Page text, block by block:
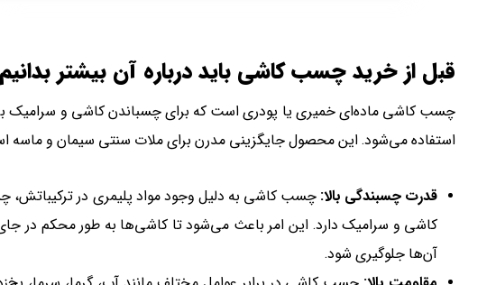
قبل از خرید چسب کاشی باید درباره آن بیشتر
چسب کاشی ماده‌ای خمیری یا پودری است که برای چسباندن کاشی و سرامیک
استفاده می‌شود. این محصول جایگزینی مدرن برای ملات سنتی سیمان و ماسه
قدرت چسبندگی بالا: چسب کاشی به دلیل وجود مواد پلیمری در
کاشی و سرامیک دارد. این امر باعث می‌شود تا کاشی‌ها به طور محکم در
آن‌ها جلوگیری شود.